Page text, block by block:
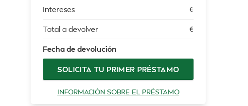
Intereses €
Total a devolver €
Fecha de devolución
SOLICITA TU PRIMER PRÉSTAMO
INFORMACIÓN SOBRE EL PRÉSTAMO